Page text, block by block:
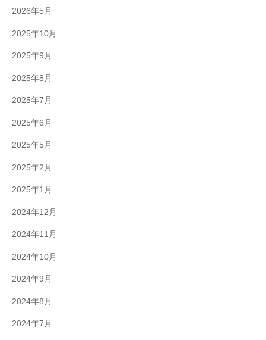
2026年5月
2025年10月
2025年9月
2025年8月
2025年7月
2025年6月
2025年5月
2025年2月
2025年1月
2024年12月
2024年11月
2024年10月
2024年9月
2024年8月
2024年7月